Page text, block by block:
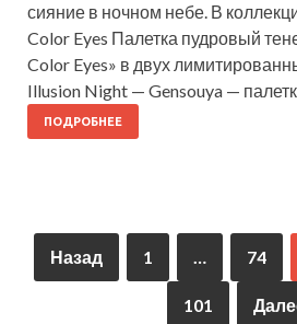
сияние в ночном небе. В
Color Eyes Палетка пудровый
Color Eyes» в двух
Illusion Night — Gensouya —
ПОДРОБНЕЕ
Назад 1 … 74
101